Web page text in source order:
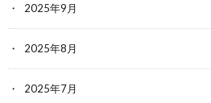
2025年9月
2025年8月
2025年7月